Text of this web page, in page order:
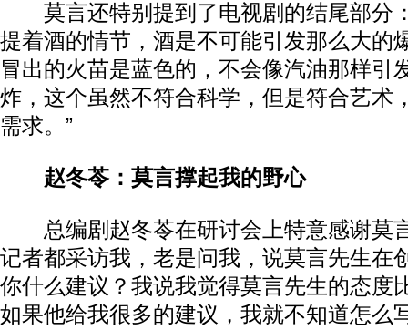
莫言还特别提到了电视剧的结尾部分
提着酒的情节，酒是不可能引发那么大的
冒出的火苗是蓝色的，不会像汽油那样引
炸，这个虽然不符合科学，但是符合艺术
需求。”
赵冬苓：莫言撑起我的野心
总编剧赵冬苓在研讨会上特意感谢莫
记者都采访我，老是问我，说莫言先生在
你什么建议？我说我觉得莫言先生的态度
如果他给我很多的建议，我就不知道怎么